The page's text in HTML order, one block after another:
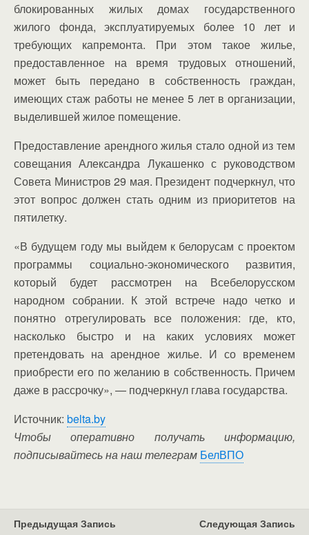
блокированных жилых домах государственного
жилого фонда, эксплуатируемых более 10 лет и
требующих капремонта. При этом такое жилье,
предоставленное на время трудовых отношений,
может быть передано в собственность граждан,
имеющих стаж работы не менее 5 лет в организации,
выделившей жилое помещение.
Предоставление арендного жилья стало одной из тем
совещания Александра Лукашенко с руководством
Совета Министров 29 мая. Президент подчеркнул, что
этот вопрос должен стать одним из приоритетов на
пятилетку.
«В будущем году мы выйдем к белорусам с проектом
программы социально-экономического развития,
который будет рассмотрен на Всебелорусском
народном собрании. К этой встрече надо четко и
понятно отрегулировать все положения: где, кто,
насколько быстро и на каких условиях может
претендовать на арендное жилье. И со временем
приобрести его по желанию в собственность. Причем
даже в рассрочку», — подчеркнул глава государства.
Источник: belta.by
Чтобы оперативно получать информацию,
подписывайтесь на наш телеграм БелВПО
Предыдущая Запись Следующая Запись